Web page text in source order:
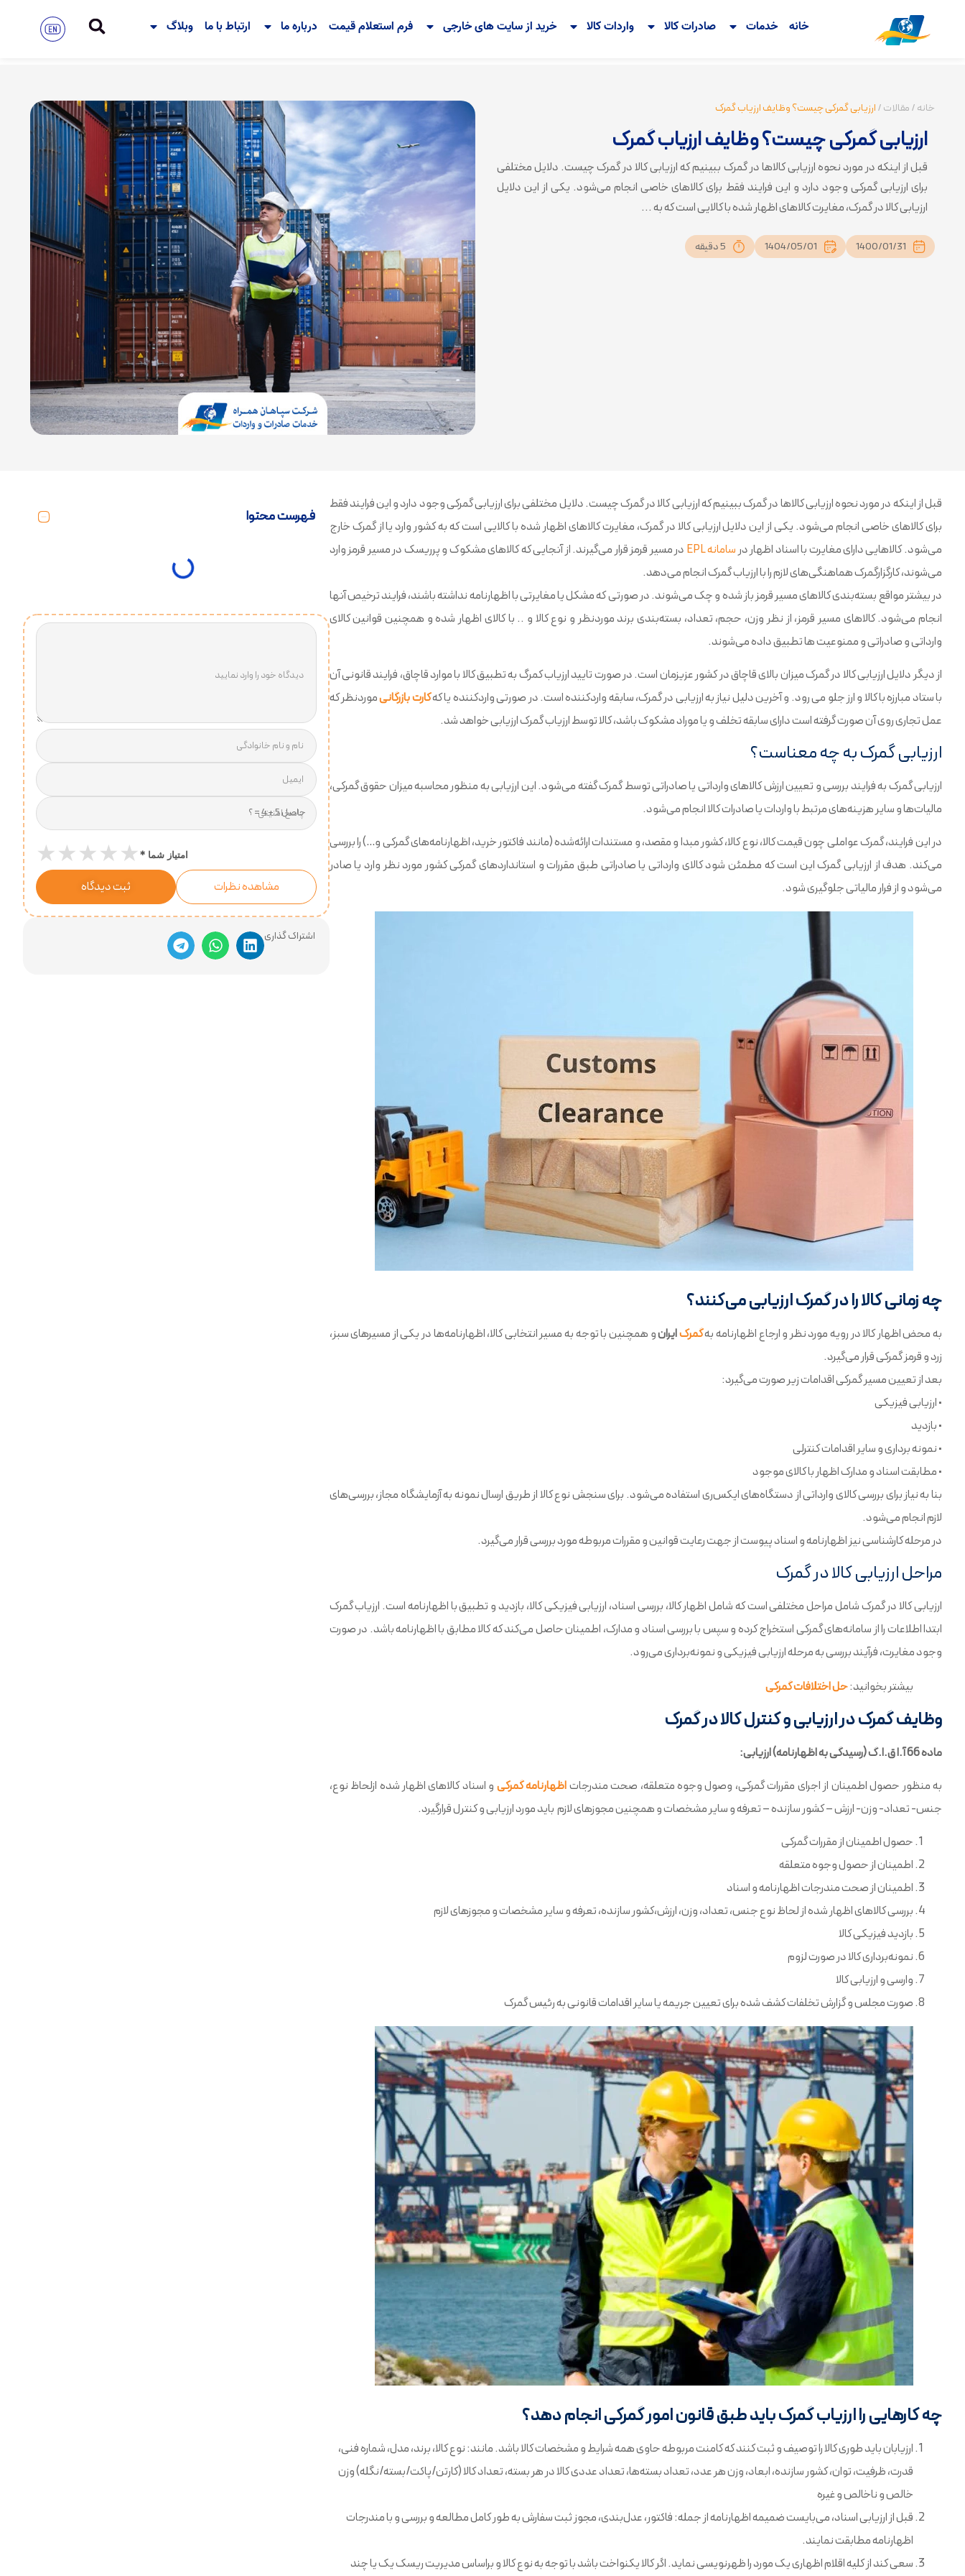
خانه خدمات صادرات کالا واردات کالا خرید از سایت های خارجی فرم استعلام قیمت درباره ما ارتباط با ما وبلاگ
خانه/مقالات/ارزیابی گمرکی چیست؟ وظایف ارزیاب گمرک
ارزیابی گمرکی چیست؟ وظایف ارزیاب گمرک
قبل از اینکه در مورد نحوه ارزیابی کالاها در گمرک ببینیم که ارزیابی کالا در گمرک چیست. دلایل مختلفی
برای ارزیابی گمرکی وجود دارد و این فرایند فقط برای کالاهای خاصی انجام می‌شود. یکی از این دلایل
ارزیابی کالا در گمرک، مغایرت کالاهای اظهار شده با کالایی است که به ...
1400/01/31
1404/05/01 5 دقیقه
فهرست محتوا
دیدگاه خود را وارد نمایید
نام و نام خانوادگی
ایمیل
پاسخ امنیتی
امتیاز شما *
★★★★★
ثبت دیدگاه مشاهده نظرات
اشتراک گذاری
قبل از اینکه در مورد نحوه ارزیابی کالاها در گمرک ببینیم که ارزیابی کالا در گمرک چیست. دلایل مختلفی برای ارزیابی گمرکی وجود دارد و این فرایند فقط
برای کالاهای خاصی انجام می‌شود. یکی از این دلایل ارزیابی کالا در گمرک، مغایرت کالاهای اظهار شده با کالایی است که به کشور وارد یا از گمرک خارج
می‌شود. کالاهایی دارای مغایرت با اسناد اظهار درسامانه EPL
در مسیر قرمز قرار می‌گیرند. از آنجایی که کالاهای مشکوک و پرریسک در مسیر قرمز وارد
می‌شوند، کارگزارگمرک هماهنگی‌های لازم را با ارزیاب گمرک انجام می‌دهد.
در بیشتر مواقع بسته‌بندی کالاهای مسیر قرمز باز شده و چک می‌شوند. در صورتی که مشکل یا مغایرتی با اظهارنامه نداشته باشند، فرایند ترخیص آنها
انجام می‌شود. کالاهای مسیر قرمز، از نظر وزن، حجم، تعداد، بسته‌بندی برند موردنظر و نوع کالا و .. با کالای اظهار شده و همچنین قوانین کالای
وارداتی و صادراتی و ممنوعیت ها تطبیق داده می‌شوند.
از دیگر دلایل ارزیابی کالا در گمرک میزان بالای قاچاق در کشور عزیزمان است. در صورت تایید ارزیاب کمرگ به تطبیق کالا با موارد قاچاق، فرایند قانونی آن
با ستاد مبارزه با کالا و ارز جلو می رود. و آخرین دلیل نیاز به ارزیابی در گمرک، سابقه واردکننده است. در صورتی واردکننده یا کهکارت بازرگانیموردنظر که
عمل تجاری روی آن صورت گرفته است دارای سابقه تخلف و یا موراد مشکوک باشد، کالا توسط ارزیاب گمرک ارزیابی خواهد شد.
ارزیابی گمرک به چه معناست؟
ارزیابی گمرک به فرایند بررسی و تعیین ارزش کالاهای وارداتی یا صادراتی توسط گمرک گفته می‌شود. این ارزیابی به منظور محاسبه میزان حقوق گمرکی،
مالیات‌ها و سایر هزینه‌های مرتبط با واردات یا صادرات کالا انجام می‌شود.
در این فرایند، گمرک عواملی چون قیمت کالا، نوع کالا، کشور مبدا و مقصد، و مستندات ارائه‌شده (مانند فاکتور خرید، اظهارنامه‌های گمرکی و…) را بررسی
می‌کند. هدف از ارزیابی گمرک این است که مطمئن شود کالای وارداتی یا صادراتی طبق مقررات و استانداردهای گمرکی کشور مورد نظر وارد یا صادر
می‌شود و از فرار مالیاتی جلوگیری شود.
چه زمانی کالا را در گمرک ارزیابی می‌کنند؟
به محض اظهار کالا در رویه مورد نظر و ارجاع اظهارنامه بهگمرکایرانو همچنین با توجه به مسیر انتخابی کالا، اظهارنامه‌ها در یکی از مسیرهای سبز،
زرد و قرمز گمرکی قرار می‌گیرد.
بعد از تعیین مسیر گمرکی اقدامات زیر صورت می‌گیرد:
• ارزیابی فیزیکی
• بازدید
• نمونه برداری و سایر اقدامات کنترلی
• مطابقت اسناد و مدارک اظهار با کالای موجود
بنا به نیاز برای بررسی کالای وارداتی از دستگاه‌های ایکس‌ری استفاده می‌شود. برای سنجش نوع کالا از طریق ارسال نمونه به آزمایشگاه مجاز، بررسی‌های
لازم انجام می‌شود.
در مرحله کارشناسی نیز اظهارنامه و اسناد پیوست از جهت رعایت قوانین و مقررات مربوطه مورد بررسی قرار می‌گیرد.
مراحل ارزیابی کالا در گمرک
ارزیابی کالا در گمرک شامل مراحل مختلفی است که شامل اظهار کالا، بررسی اسناد، ارزیابی فیزیکی کالا، بازدید و تطبیق با اظهارنامه است. ارزیاب گمرک
ابتدا اطلاعات را از سامانه‌های گمرکی استخراج کرده و سپس با بررسی اسناد و مدارک، اطمینان حاصل می‌کند که کالا مطابق با اظهارنامه باشد. در صورت
وجود مغایرت، فرآیند بررسی به مرحله ارزیابی فیزیکی و نمونه‌برداری می‌رود.
بیشتر بخوانید:حل اختلافات گمرکی
وظایف گمرک در ارزیابی و کنترل کالا در گمرک
ماده 66 آ.ا ق.ا.گ (رسیدگی به اظهارنامه) ارزیابی:
به منظور حصول اطمینان از اجرای مقررات گمرکی، وصول وجوه متعلقه، صحت مندرجاتاظهارنامه گمرکی و اسناد کالاهای اظهار شده ازلحاظ نوع،
جنس- تعداد- وزن- ارزش – کشور سازنده – تعرفه و سایر مشخصات و همچنین مجوزهای لازم باید مورد ارزیابی و کنترل قرارگیرد.
حصول اطمینان از مقررات گمرکی
اطمینان از حصول وجوه متعلقه
اطمینان از صحت مندرجات اظهارنامه و اسناد
بررسی کالاهای اظهار شده از لحاظ نوع جنس، تعداد، وزن، ارزش،کشور سازنده، تعرفه و سایر مشخصات و مجوزهای لازم
بازدید فیزیکی کالا
نمونه‌برداری کالا در صورت لزوم
وارسی و ارزیابی کالا
صورت مجلس و گزارش تخلفات کشف شده برای تعیین جریمه یا سایر اقدامات قانونی به رئیس گمرک
چه‌ کار‌هایی را ارزیاب گمرک باید طبق قانون امور گمرکی انجام دهد؟
ارزیابان باید طوری کالا را توصیف و ثبت کنند که کامنت مربوطه حاوی همه شرایط و مشخصات کالا باشد. مانند: نوع کالا، برند، مدل، شماره فنی،
قدرت، ظرفیت، توان، کشور سازنده، ابعاد، وزن هر عدد، تعداد بسته‌ها، تعداد عددی کالا در هر بسته، تعداد کالا (کارتن/پاکت/بسته/نگله) وزن
خالص و ناخالص و غیره
قبل از ارزیابی اسناد، می‌بایست ضمیمه اظهارنامه از جمله: فاکتور، عدل‌بندی، مجوز ثبت سفارش به طور کامل مطالعه و بررسی و با مندرجات
اظهارنامه مطابقت نمایند.
سعی کند از کلیه اقلام اظهاری یک مورد را ظهرنویسی نماید. اگر کالا یکنواخت باشد با توجه به نوع کالا و براساس مدیریت ریسک یک یا چند